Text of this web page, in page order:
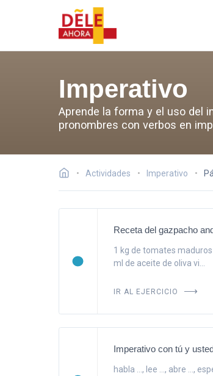
Imperativo
Aprende la forma y el uso del
pronombres con verbos en
Actividades Imperativo
Receta del gazpacho
1 kg de tomates
ml de aceite de oliva vi...
IR AL EJERCICIO
Imperativo con tú y
habla ..., lee ..., abre ...,